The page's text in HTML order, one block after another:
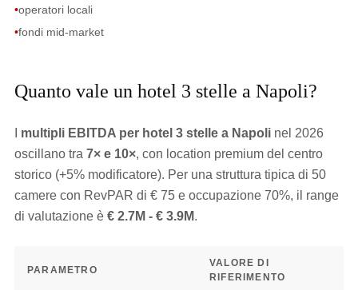
•operatori locali
•fondi mid-market
Quanto vale un hotel 3 stelle a Napoli?
multipli EBITDA per hotel 3 stelle a Napolinel 2026
oscillano tra 7× e 10×, con location premium del centro
storico (+5% modificatore). Per una struttura tipica di 50
camere con RevPAR di € 75 e occupazione 70%, il range
di valutazione è € 2.7M - € 3.9M.
PARAMETRO
VALORE DI
RIFERIMENTO